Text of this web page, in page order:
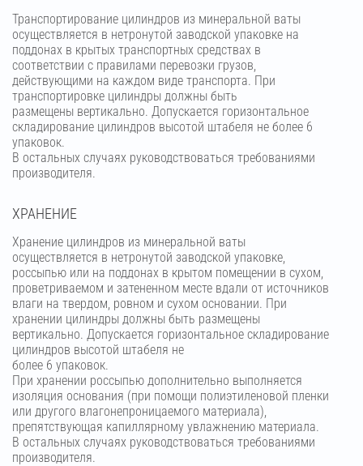
Транспортирование цилиндров из минеральной ваты
осуществляется в нетронутой заводской упаковке на
поддонах в крытых транспортных средствах в
соответствии с правилами перевозки грузов,
действующими на каждом виде транспорта. При
транспортировке цилиндры должны быть
размещены вертикально. Допускается горизонтальное
складирование цилиндров высотой штабеля не более 6
упаковок.
В остальных случаях руководствоваться требованиями
производителя.
ХРАНЕНИЕ
Хранение цилиндров из минеральной ваты
осуществляется в нетронутой заводской упаковке,
россыпью или на поддонах в крытом помещении в сухом,
проветриваемом и затененном месте вдали от источников
влаги на твердом, ровном и сухом основании. При
хранении цилиндры должны быть размещены
вертикально. Допускается горизонтальное складирование
цилиндров высотой штабеля не
более 6 упаковок.
При хранении россыпью дополнительно выполняется
изоляция основания (при помощи полиэтиленовой пленки
или другого влагонепроницаемого материала),
препятствующая капиллярному увлажнению материала.
В остальных случаях руководствоваться требованиями
производителя.